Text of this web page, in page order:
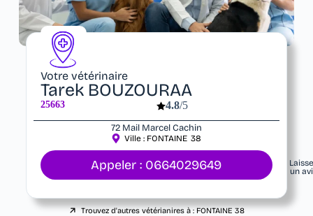
Votre vétérinaire
Tarek BOUZOURAA
25663 4.8/5
72 Mail Marcel Cachin
Ville : FONTAINE 38
Appeler : 0664029649
un
Trouvez d'autres vétérianires à : FONTAINE 38